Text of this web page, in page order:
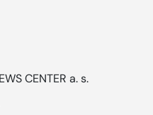
CENTER a. s.